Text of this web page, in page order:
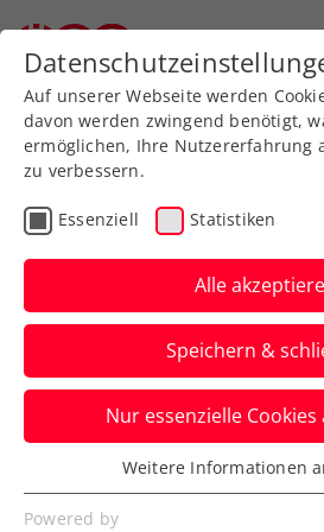
Zurück zur Newsübersicht
Rollstuhltennis
Senioren
Just play!
„ITN wird das
nicht
verändern“
Auf unserer Webseite werden
davon werden zwingend benötigt,
ermöglichen, Ihre Nutzererfahrung
zu verbessern.
Essenziell Statistiken
Alle
Speichern &
Nur essenzielle
Essenziell
Essenzielle Cookies werden für
Weitere Informationen
Powered by